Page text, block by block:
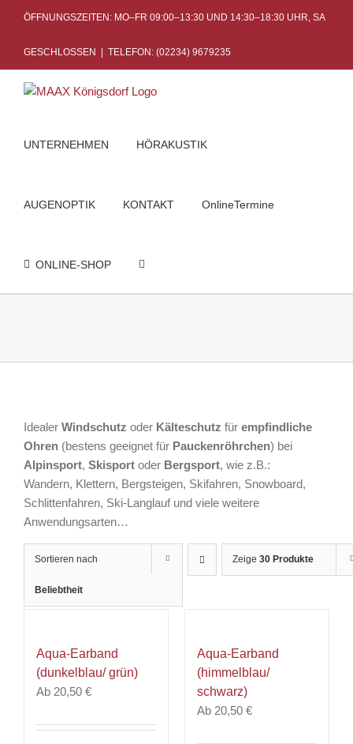
content
ÖFFNUNGSZEITEN: MO–FR 09:00–13:30 UND 14:30–18:30 UHR, SA
GESCHLOSSEN TELEFON: (02234) 9679235
UNTERNEHMEN HÖRAKUSTIK
AUGENOPTIK KONTAKT OnlineTermine
ONLINE-SHOP
Idealer Windschutz oder Kälteschutz für empfindliche
Ohren (bestens geeignet für Pauckenröhrchen) bei
Alpinsport, Skisport oder Bergsport, wie z.B.:
Wandern, Klettern, Bergsteigen, Skifahren, Snowboard,
Schlittenfahren, Ski-Langlauf und viele weitere
Anwendungsarten…
Sortieren nach
Beliebtheit
Zeige 30 Produkte
Aqua-Earband
(dunkelblau/ grün)
Ab 20,50 €
Aqua-Earband
(himmelblau/
schwarz)
Ab 20,50 €